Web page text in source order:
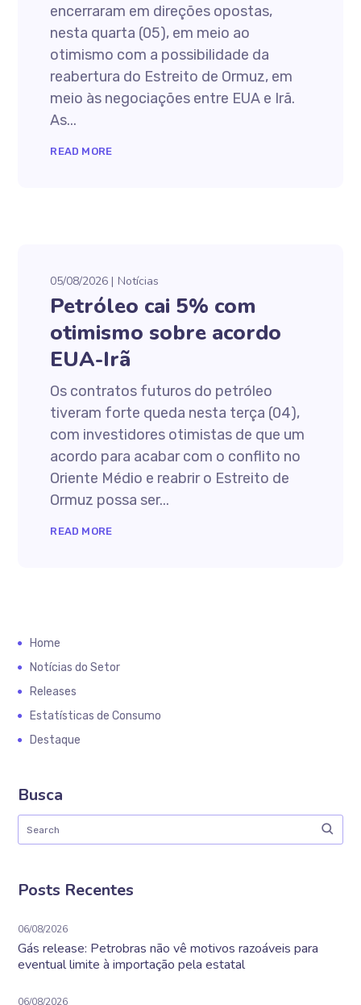
encerraram em direções opostas,
nesta quarta (05), em meio ao
otimismo com a possibilidade da
reabertura do Estreito de Ormuz, em
meio às negociações entre EUA e Irã.
As...
READ MORE
05/08/2026 Notícias
Petróleo cai 5% com
otimismo sobre acordo
EUA-Irã
Os contratos futuros do petróleo
tiveram forte queda nesta terça (04),
com investidores otimistas de que um
acordo para acabar com o conflito no
Oriente Médio e reabrir o Estreito de
Ormuz possa ser...
READ MORE
Home
Notícias do Setor
Releases
Estatísticas de Consumo
Destaque
Busca
Posts Recentes
06/08/2026
Gás release: Petrobras não vê motivos razoáveis para
eventual limite à importação pela estatal
06/08/2026